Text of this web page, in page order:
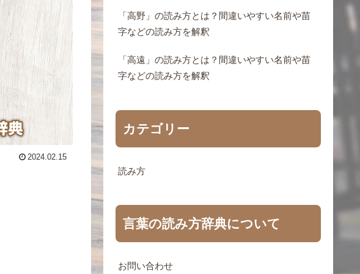
2024.02.15
「高野」の読み方とは？間違いやすい名前や苗
字などの読み方を解釈
「高遠」の読み方とは？間違いやすい名前や苗
字などの読み方を解釈
カテゴリー
読み方
言葉の読み方辞典について
お問い合わせ